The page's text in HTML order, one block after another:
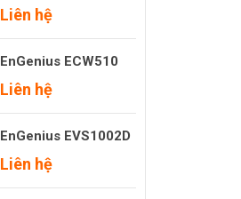
Liên hệ
EnGenius ECW510
Liên hệ
EnGenius EVS1002D
Liên hệ